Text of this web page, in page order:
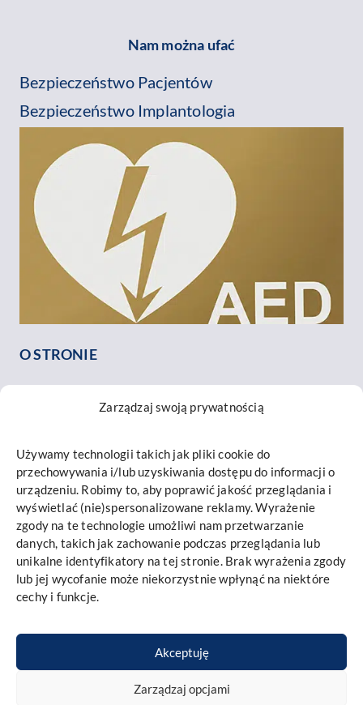
Zarządzaj swoją prywatnością
Używamy technologii takich jak pliki cookie do
przechowywania i/lub uzyskiwania dostępu do informacji o
urządzeniu. Robimy to, aby poprawić jakość przeglądania i
wyświetlać (nie)spersonalizowane reklamy. Wyrażenie
zgody na te technologie umożliwi nam przetwarzanie
danych, takich jak zachowanie podczas przeglądania lub
unikalne identyfikatory na tej stronie. Brak wyrażenia zgody
lub jej wycofanie może niekorzystnie wpłynąć na niektóre
cechy i funkcje.
Akceptuję
Zarządzaj opcjami
Nam można ufać
Bezpieczeństwo Pacjentów
Bezpieczeństwo Implantologia
O STRONIE
Kontakt
INFORMACJE
Mapa strony
Polityka prywatności i cookies
Promieniowanie RTG
Księga rejestrowa RPWDL:000000168826
lek. dent. A. Heflich-Sala (PWZ: 1487718), lek. dent. T. Bobek (PWZ: 1304071), lek.